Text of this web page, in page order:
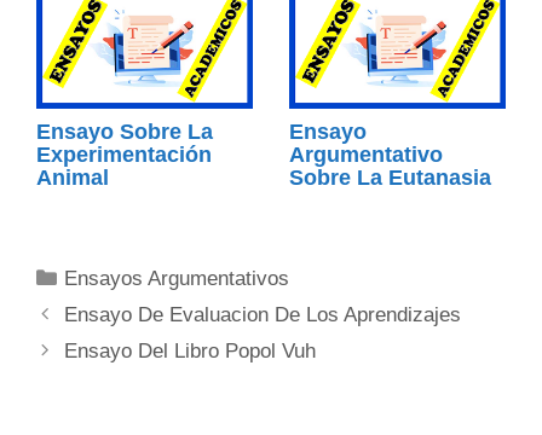
Ensayo Sobre La
Experimentación
Animal
Ensayo
Argumentativo
Sobre La Eutanasia
Categorías
Ensayos Argumentativos
Ensayo De Evaluacion De Los Aprendizajes
Ensayo Del Libro Popol Vuh